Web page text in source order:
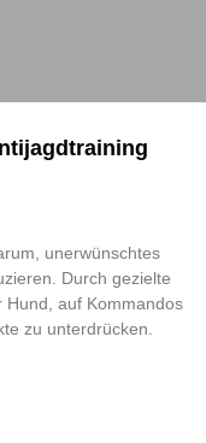
unerwünschtes
Durch gezielte
Hund, auf Kommandos
zu unterdrücken.